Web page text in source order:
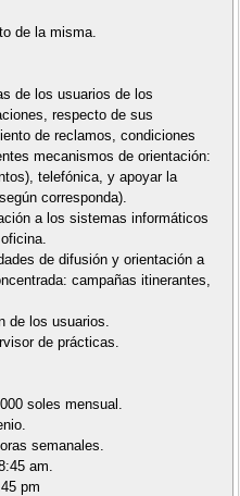
de la misma.
de los usuarios de los
respecto de sus
de reclamos, condiciones
mecanismos de orientación:
telefónica, y apoyar la
corresponda).
a los sistemas informáticos
de difusión y orientación a
campañas itinerantes,
de los usuarios.
de prácticas.
soles mensual.
semanales.
am.
pm